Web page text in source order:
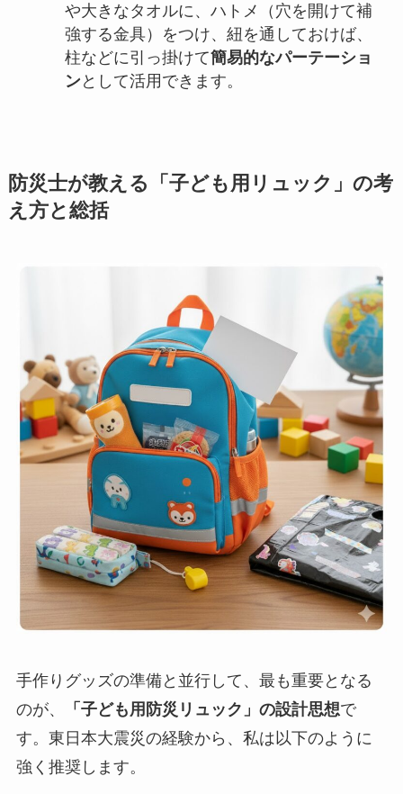
や大きなタオルに、ハトメ（穴を開けて補
強する金具）をつけ、紐を通しておけば、
柱などに引っ掛けて簡易的なパーテーショ
ンとして活用できます。
防災士が教える「子ども用リュック」の考
え方と総括
手作りグッズの準備と並行して、最も重要となる
のが、
「子ども用防災リュック」の設計思想で
す。東日本大震災の経験から、私は以下のように
強く推奨します。